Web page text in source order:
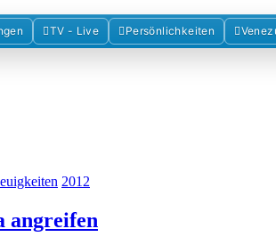
TV - Live Persönlichkeiten
2012
angreifen